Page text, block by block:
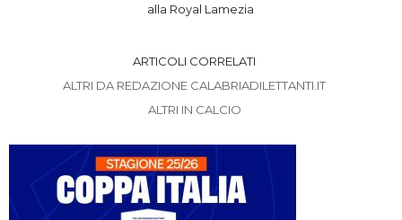
alla Royal Lamezia
ARTICOLI CORRELATI
ALTRI DA REDAZIONE CALABRIADILETTANTI.IT
ALTRI IN CALCIO